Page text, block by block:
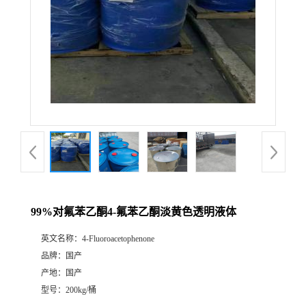
99%对氟苯乙酮4-氟苯乙酮淡黄色透明液体
英文名称： 4-Fluoroacetophenone
品牌：
国产
产地：
国产
型号： 200kg/桶